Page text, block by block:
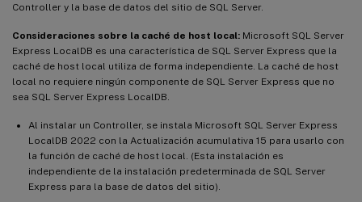
Controller y la base de datos del sitio de SQL Server.
Consideraciones sobre la caché de host local: Microsoft SQL Server
Express LocalDB es una característica de SQL Server Express que la
caché de host local utiliza de forma independiente. La caché de host
local no requiere ningún componente de SQL Server Express que no
sea SQL Server Express LocalDB.
Al instalar un Controller, se instala Microsoft SQL Server Express
LocalDB 2022 con la Actualización acumulativa 15 para usarlo con
la función de caché de host local. (Esta instalación es
independiente de la instalación predeterminada de SQL Server
Express para la base de datos del sitio).